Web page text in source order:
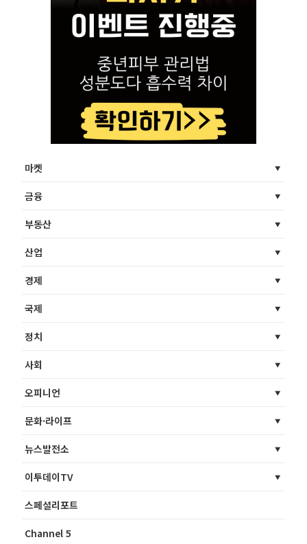
마켓
금융
부동산
산업
경제
국제
정치
사회
오피니언
문화·라이프
뉴스발전소
이투데이TV
스페셜리포트
Channel 5